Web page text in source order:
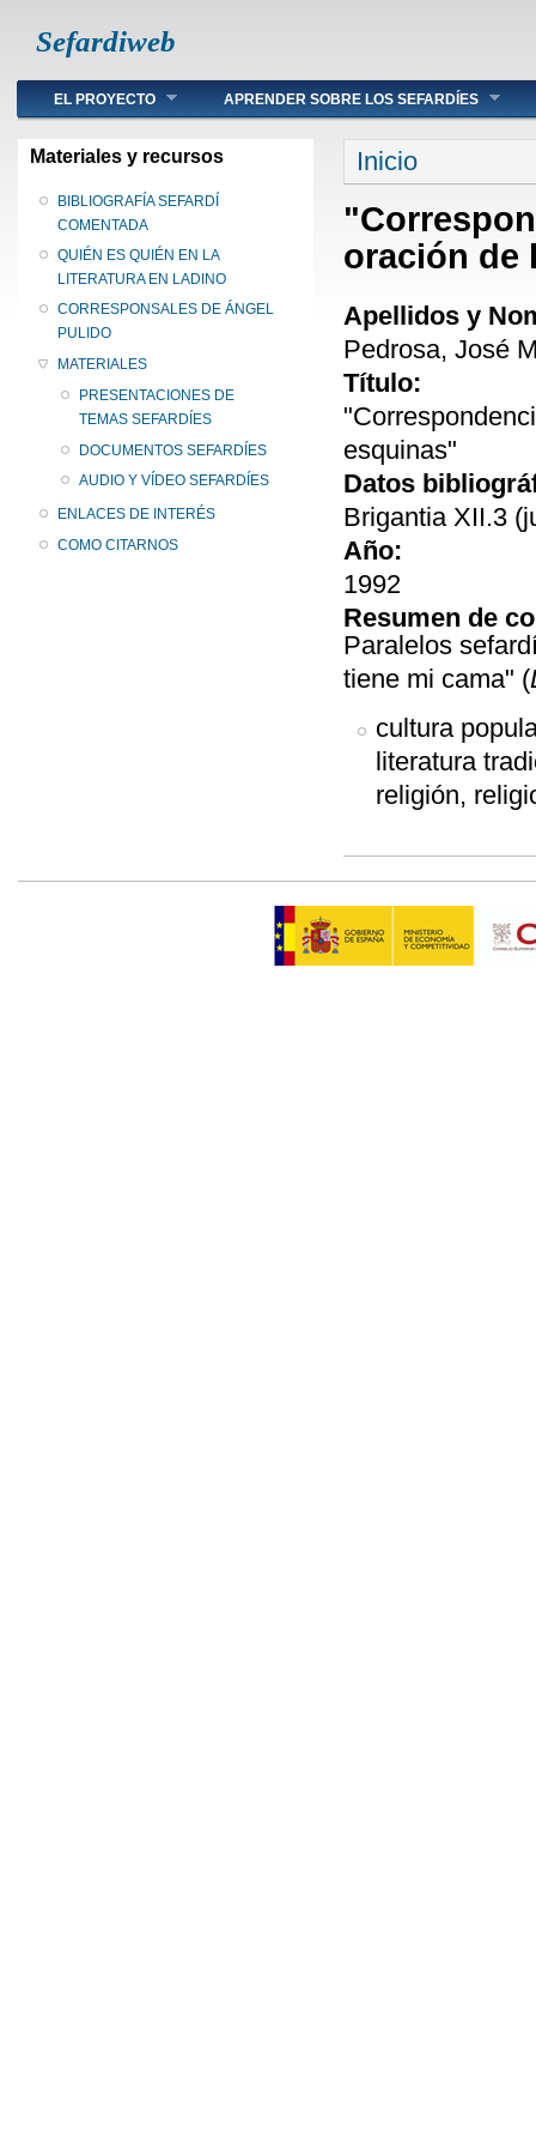
Sefardiweb
Main menu
EL PROYECTO APRENDER SOBRE LOS SEFARDÍES
Materiales y recursos
BIBLIOGRAFÍA SEFARDÍ
COMENTADA
QUIÉN ES QUIÉN EN LA
LITERATURA EN LADINO
CORRESPONSALES DE ÁNGEL
PULIDO
MATERIALES
PRESENTACIONES DE
TEMAS SEFARDÍES
DOCUMENTOS SEFARDÍES
AUDIO Y VÍDEO SEFARDÍES
ENLACES DE INTERÉS
COMO CITARNOS
Se encuentra
Inicio
oración de
Apellidos y
Pedrosa, José
Título:
esquinas"
Datos
Brigantia XII.3
Año:
1992
Resumen de
Paralelos
tiene mi cama" (
cultura
literatura
religión,